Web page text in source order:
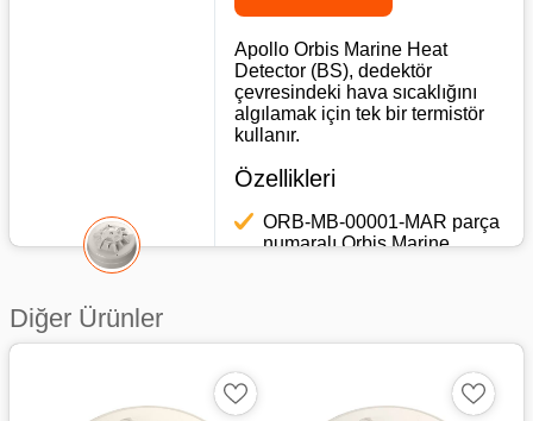
Apollo Orbis Marine Heat
Detector (BS), dedektör
çevresindeki hava sıcaklığını
algılamak için tek bir termistör
kullanır.
Özellikleri
ORB-MB-00001-MAR parça
numaralı Orbis Marine
uygun olmadığı
uygulamalarda kullanılabilir
Normal şartlarda kirli veya
Diğer Ürünler